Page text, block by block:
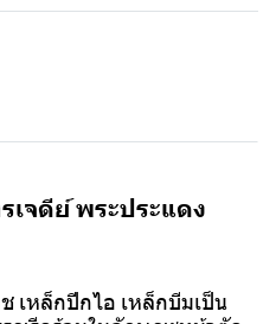
จดีย์ พระประแดง
เหล็กปีกไอ เหล็กบีมเป็น